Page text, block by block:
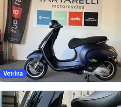
Vetrina